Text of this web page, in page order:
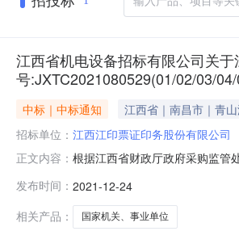
江西省机电设备招标有限公司关
号:JXTC2021080529(01/02/03/
中标｜中标通知
江西省｜南昌市｜青
招标单位： 江西江印票证印务股份有限公司
正文内容： 根据江西省财政厅政府采购监管
委员会评审采购人确认，中标结
发布时间： 2021-12-24
相关产品：
国家机关、事业单位